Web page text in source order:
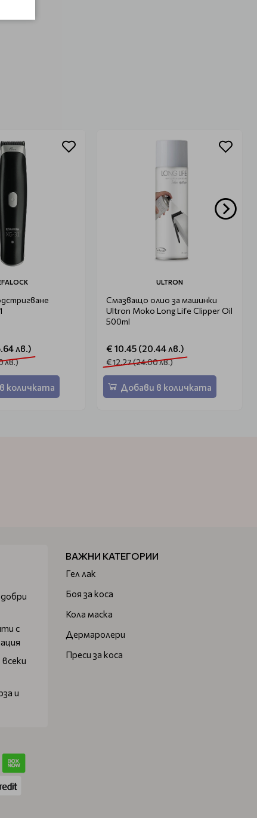
лв.)
лв.)
количката
ULTRON
Смазващo олио за машинки
Ultron Moko Long Life Clipper Oil
500ml
€ 10.45 (20.44 лв.)
€ 12.27 (24.00 лв.)
Добави в количката
с
и
ВАЖНИ КАТЕГОРИИ
Гел лак
Боя за коса
Кола маска
Дермаролери
Преси за коса